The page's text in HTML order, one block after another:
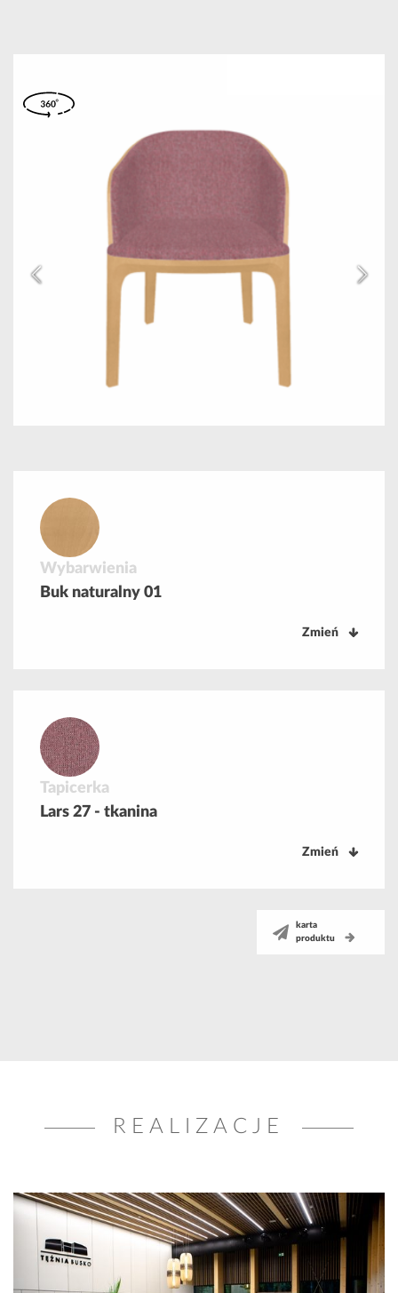
Wybarwienia
Buk naturalny 01
Zmień
Tapicerka
Lars 27 - tkanina
Zmień
karta
produktu
REALIZACJE